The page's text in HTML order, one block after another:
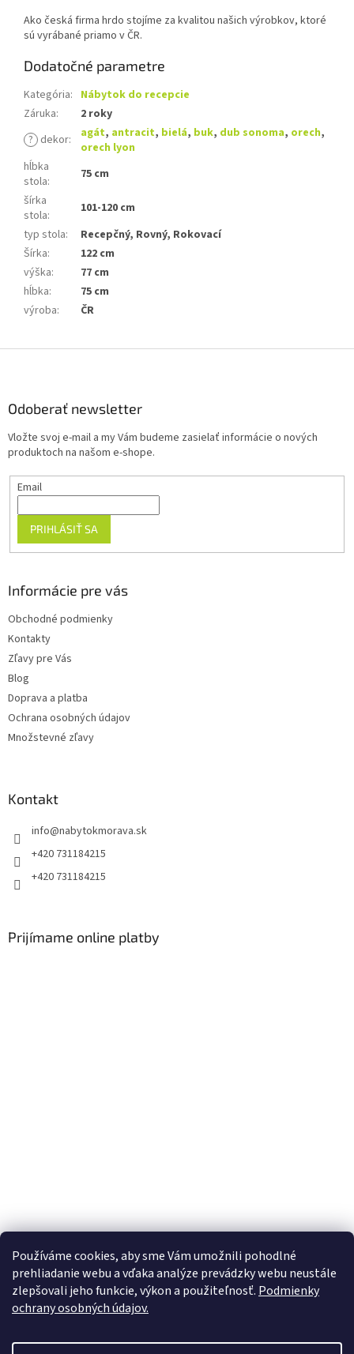
Používáme cookies, aby sme Vám umožnili pohodlné
prehliadanie webu a vďaka analýze prevádzky webu neustále
zlepšovali jeho funkcie, výkon a použiteľnosť. Podmienky
ochrany osobných údajov.
Ako česká firma hrdo stojíme za kvalitou našich výrobkov, ktoré
sú vyrábané priamo v ČR.
Dodatočné parametre
Kategória: Nábytok do recepcie
Záruka:
2 roky
? dekor: agát, antracit, bielá, buk, dub sonoma, orech,
orech lyon
hĺbka
stola:
75 cm
šírka
stola:
101-120 cm
typ stola:
Recepčný, Rovný, Rokovací
Šírka:
122 cm
výška:
77 cm
hĺbka:
75 cm
výroba: ČR
Odoberať newsletter
Vložte svoj e-mail a my Vám budeme zasielať informácie o nových
produktoch na našom e-shope.
Email
PRIHLÁSIŤ SA
Informácie pre vás
Obchodné podmienky
Kontakty
Zľavy pre Vás
Blog
Doprava a platba
Ochrana osobných údajov
Množstevné zľavy
Kontakt
info@nabytokmorava.sk
+420 731184215
+420 731184215
Prijímame online platby